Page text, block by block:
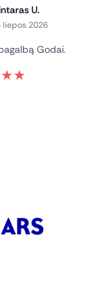
U.
liepos 2026
Godai.
★★